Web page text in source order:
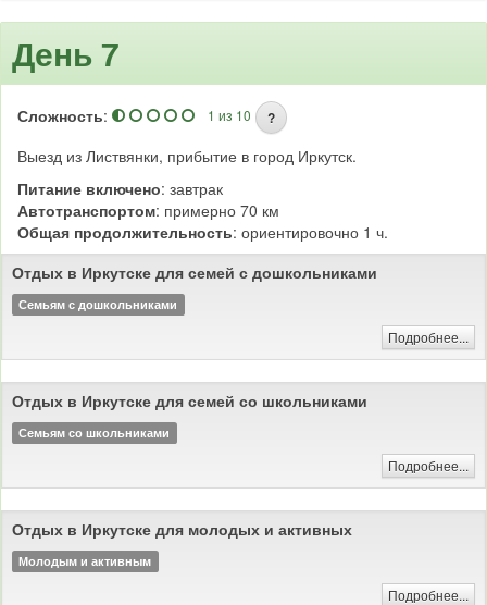
День 7
Сложность: 1 из 10 ?
Выезд из Листвянки, прибытие в город Иркутск.
Питание включено: завтрак
Автотранспортом: примерно 70 км
Общая продолжительность: ориентировочно 1 ч.
Отдых в Иркутске для семей с дошкольниками
Семьям с дошкольниками
Подробнее...
Отдых в Иркутске для семей со школьниками
Семьям со школьниками
Подробнее...
Отдых в Иркутске для молодых и активных
Молодым и активным
Подробнее...